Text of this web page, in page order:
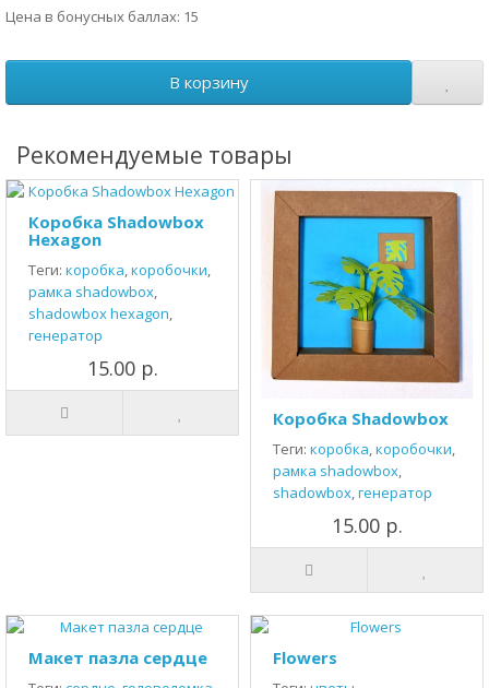
Цена в бонусных баллах: 15
В корзину
Рекомендуемые товары
Коробка Shadowbox
Hexagon
Теги: коробка,коробочки,
рамка shadowbox,
shadowbox hexagon,
генератор
15.00 р.
Коробка Shadowbox
Теги: коробка,коробочки,
рамка shadowbox,
shadowbox,генератор
15.00 р.
Макет пазла сердце Flowers